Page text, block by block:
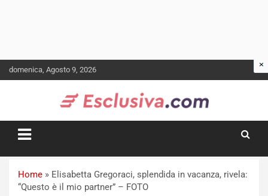
Skip
to
domenica, Agosto 9, 2026
Home » Elisabetta Gregoraci, splendida in vacanza, rivela:
“Questo è il mio partner” – FOTO